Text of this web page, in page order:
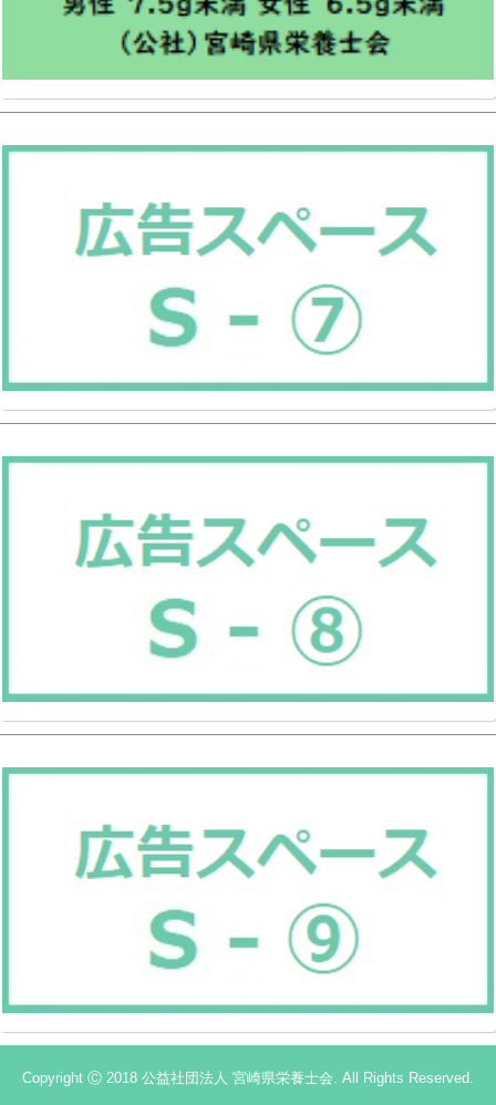
Copyright Ⓒ 2018 公益社団法人 宮崎県栄養士会. All Rights Reserved.